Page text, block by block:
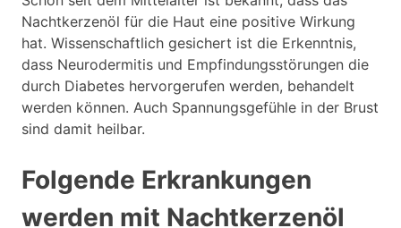
Nachtkerzenöl für die Haut eine positive Wirkung
hat. Wissenschaftlich gesichert ist die Erkenntnis,
dass Neurodermitis und Empfindungsstörungen die
durch Diabetes hervorgerufen werden, behandelt
werden können. Auch Spannungsgefühle in der Brust
sind damit heilbar.
Folgende Erkrankungen
werden mit Nachtkerzenöl